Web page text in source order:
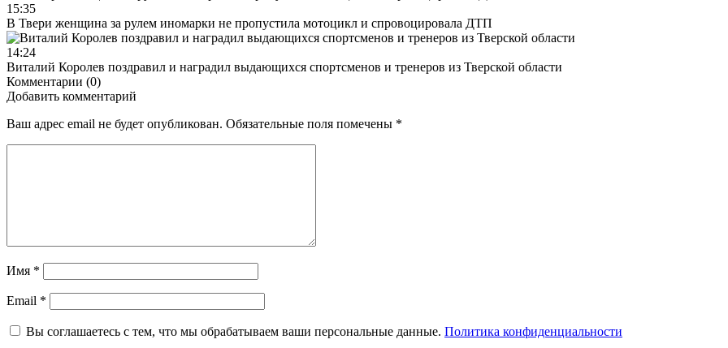
15:35
В Твери женщина за рулем иномарки не пропустила мотоцикл и спровоцировала ДТП
14:24
Виталий Королев поздравил и наградил выдающихся спортсменов и тренеров из Тверской области
Комментарии (0)
Добавить комментарий
Ваш адрес email не будет опубликован. Обязательные поля помечены *
Имя *
Email *
Вы соглашаетесь с тем, что мы обрабатываем ваши персональные данные. Политика конфиденциальности